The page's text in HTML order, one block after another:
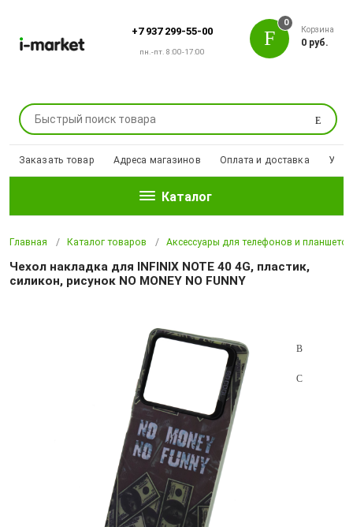
+7 937 299-55-00
пн.-пт. 8:00-17:00
Поиск
0
Корзина
0 руб.
Заказать товар Адреса магазинов Оплата и доставка
Каталог
Главная Каталог товаров Аксессуары для телефонов и планшетов
Чехол накладка для INFINIX NOTE 40 4G, пластик,
силикон, рисунок NO MONEY NO FUNNY